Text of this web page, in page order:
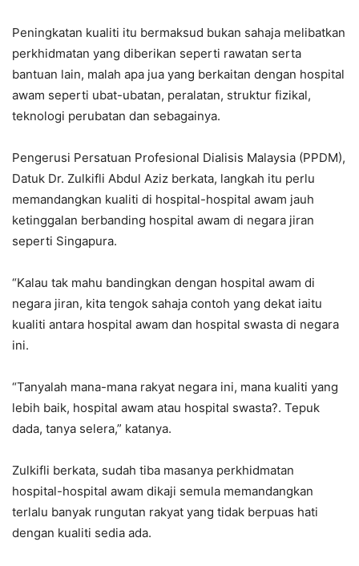
Peningkatan kualiti itu bermaksud bukan sahaja melibatkan
perkhidmatan yang diberikan seperti rawatan serta
bantuan lain, malah apa jua yang berkaitan dengan hospital
awam seperti ubat-ubatan, peralatan, struktur fizikal,
teknologi perubatan dan sebagainya.
Pengerusi Persatuan Profesional Dialisis Malaysia (PPDM),
Datuk Dr. Zulkifli Abdul Aziz berkata, langkah itu perlu
memandangkan kualiti di hospital-hospital awam jauh
ketinggalan berbanding hospital awam di negara jiran
seperti Singapura.
“Kalau tak mahu bandingkan dengan hospital awam di
negara jiran, kita tengok sahaja contoh yang dekat iaitu
kualiti antara hospital awam dan hospital swasta di negara
ini.
“Tanyalah mana-mana rakyat negara ini, mana kualiti yang
lebih baik, hospital awam atau hospital swasta?. Tepuk
dada, tanya selera,” katanya.
Zulkifli berkata, sudah tiba masanya perkhidmatan
hospital-hospital awam dikaji semula memandangkan
terlalu banyak rungutan rakyat yang tidak berpuas hati
dengan kualiti sedia ada.